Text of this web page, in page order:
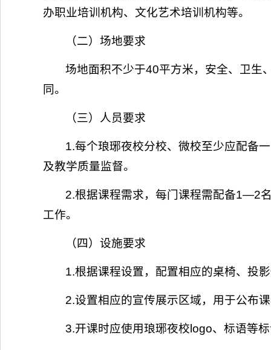
办职业培训机构、文化艺术培训机构等。
（二）场地要求
场地面积不少于40平方米，安全、卫生
同。
（三）人员要求
1.每个琅琊夜校分校、微校至少应配备
及教学质量监督。
2.根据课程需求，每门课程需配备1—2
工作。
（四）设施要求
1.根据课程设置，配置相应的桌椅、投
2.设置相应的宣传展示区域，用于公布
3.开课时应使用琅琊夜校logo、标语等